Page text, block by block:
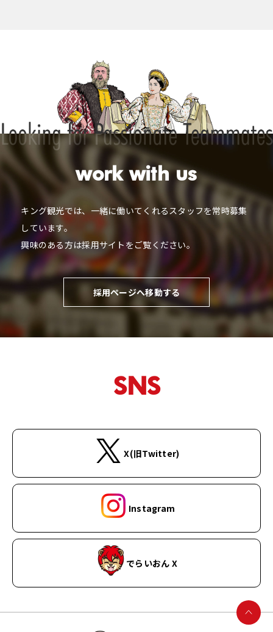
work with us
キング観光では、一緒に働いてくれるスタッフを常時募集
しています。
興味のある方は採用サイトをご覧ください。
採用ページへ移動する
SNS
X(旧Twitter)
Instagram
でらいおん X